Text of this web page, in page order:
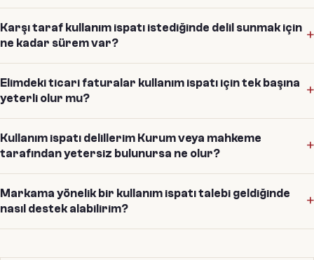
Karşı taraf kullanım ispatı istediğinde delil sunmak için
ne kadar sürem var?
Elimdeki ticari faturalar kullanım ispatı için tek başına
yeterli olur mu?
Kullanım ispatı delillerim Kurum veya mahkeme
tarafından yetersiz bulunursa ne olur?
Markama yönelik bir kullanım ispatı talebi geldiğinde
nasıl destek alabilirim?